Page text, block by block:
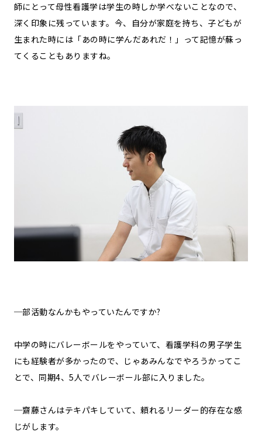
師にとって母性看護学は学生の時しか学べないことなので、
深く印象に残っています。今、自分が家庭を持ち、子どもが
生まれた時には「あの時に学んだあれだ！」って記憶が蘇っ
てくることもありますね。
─部活動なんかもやっていたんですか?
中学の時にバレーボールをやっていて、看護学科の男子学生
にも経験者が多かったので、じゃあみんなでやろうかってこ
とで、同期4、5人でバレーボール部に入りました。
─齋藤さんはテキパキしていて、頼れるリーダー的存在な感
じがします。